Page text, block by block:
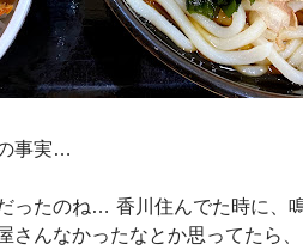
事実…
ったのね… 香川住んでた時に、
さんなかったなとか思ってたら